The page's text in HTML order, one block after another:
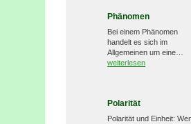
Phänomen
Bei einem Phänomen
handelt es sich im
Allgemeinen um eine…
weiterlesen
Polarität
Polarität und Einheit: